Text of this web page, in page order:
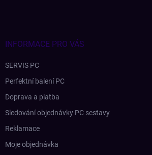
INFORMACE PRO VÁS
SERVIS PC
Perfektní balení PC
Doprava a platba
Sledování objednávky PC sestavy
Reklamace
Moje objednávka